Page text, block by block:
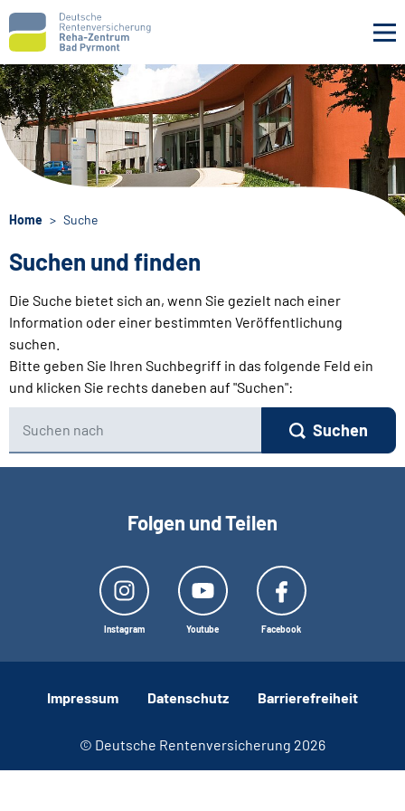
Navigation überspringen
Home Suche
Suchen und finden
Die Suche bietet sich an, wenn Sie gezielt nach einer
Information oder einer bestimmten Veröffentlichung
suchen.
Bitte geben Sie Ihren Suchbegriff in das folgende Feld ein
und klicken Sie rechts daneben auf "Suchen":
Suchformular
Suchen
Folgen und Teilen
Instagram Youtube Facebook
Impressum Datenschutz Barrierefreiheit
© Deutsche Rentenversicherung 2026